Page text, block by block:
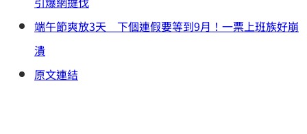
端午節爽放3天 下個連假要等到9月！一票上班族好崩
潰
原文連結